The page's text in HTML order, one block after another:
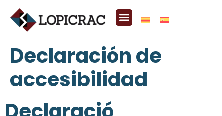
Declaración de
accesibilidad